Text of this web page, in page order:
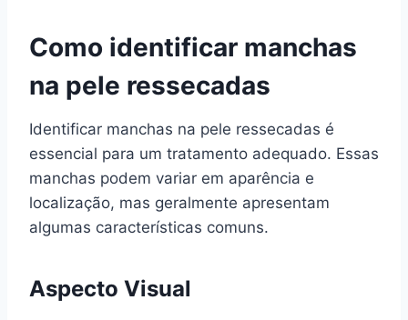
Como identificar manchas
na pele ressecadas
Identificar manchas na pele ressecadas é
essencial para um tratamento adequado. Essas
manchas podem variar em aparência e
localização, mas geralmente apresentam
algumas características comuns.
Aspecto Visual